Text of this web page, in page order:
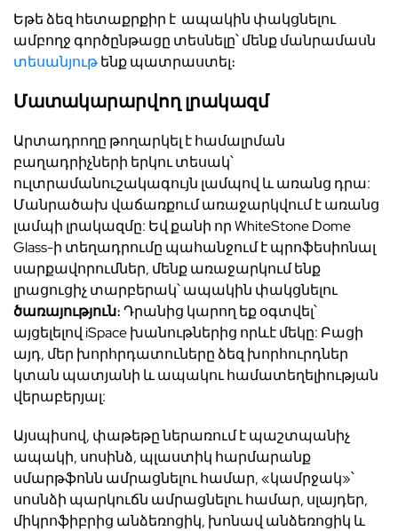
Եթե ​​ձեզ հետաքրքիր է ապակին փակցնելու
ամբողջ գործընթացը տեսնելը՝ մենք մանրամասն
տեսանյութենք պատրաստել։
Մատակարարվող լրակազմ
Արտադրողը թողարկել է համալրման
բաղադրիչների երկու տեսակ՝
ուլտրամանուշակագույն լամպով և առանց դրա:
Մանրածախ վաճառքում առաջարկվում է առանց
լամպի լրակազմը: Եվ քանի որWhiteStone Dome
Glass-ի տեղադրումը պահանջում է պրոֆեսիոնալ
սարքավորումներ, մենք առաջարկում ենք
լրացուցիչ տարբերակ՝ ապակին փակցնելու
ծառայություն։ Դրանից կարող եք օգտվել՝
այցելելով iSpace խանութներից որևէ մեկը: Բացի
այդ, մեր խորհրդատուները ձեզ խորհուրդներ
կտան պատյանի և ապակու համատեղելիության
վերաբերյալ:
Այսպիսով, փաթեթը ներառում է պաշտպանիչ
ապակի, սոսինձ, պլաստիկ հարմարանք
սմարթֆոնն ամրացնելու համար, «կամրջակ»՝
սոսնձի պարկուճն ամրացնելու համար, սլայդեր,
միկրոֆիբրից անձեռոցիկ, խոնավ անձեռոցիկ և